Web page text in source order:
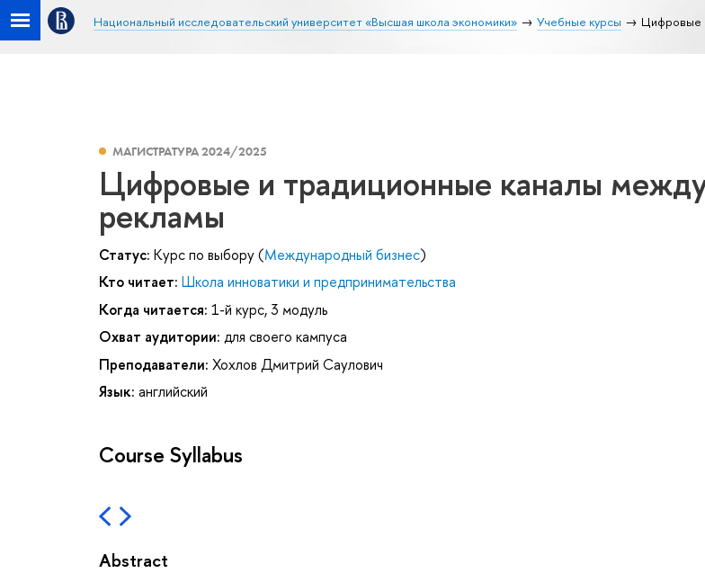
Национальный исследовательский университет «Высшая школа экономики» Учебные курсы Цифровые
МАГИСТРАТУРА 2024/2025
Цифровые и традиционные каналы
рекламы
Статус: Курс по выбору (Международный бизнес)
Кто читает: Школа инноватики и предпринимательства
Когда читается: 1-й курс, 3 модуль
Охват аудитории: для своего кампуса
Преподаватели: Хохлов Дмитрий Саулович
Язык: английский
Course Syllabus
Abstract